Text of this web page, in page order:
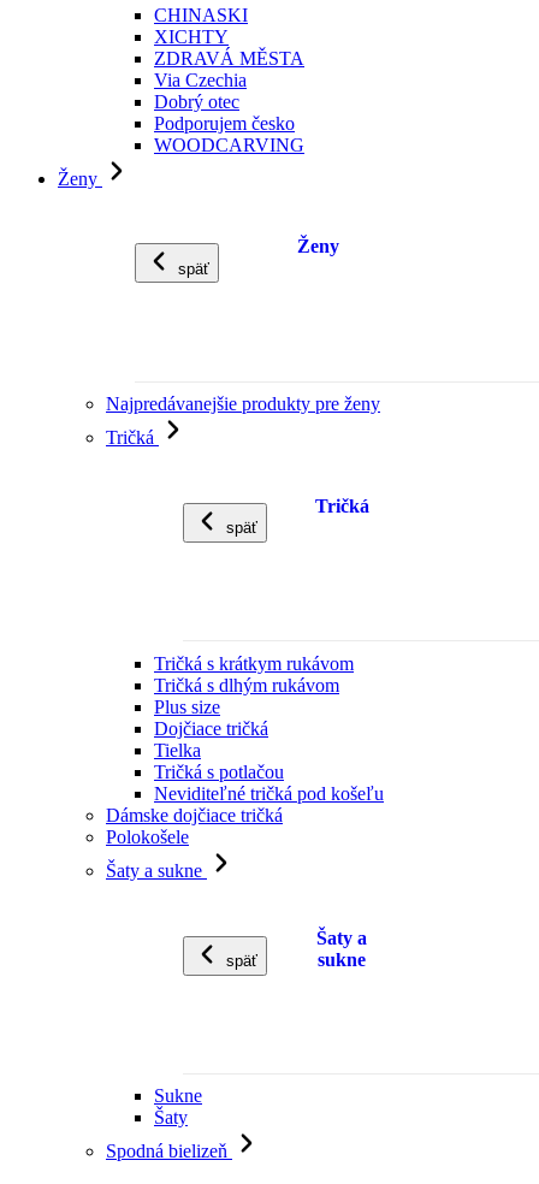
CHINASKI
XICHTY
ZDRAVÁ MĚSTA
Via Czechia
Dobrý otec
Podporujem česko
WOODCARVING
Ženy
späť
Ženy
Najpredávanejšie produkty pre ženy
Tričká
späť
Tričká
Tričká s krátkym rukávom
Tričká s dlhým rukávom
Plus size
Dojčiace tričká
Tielka
Tričká s potlačou
Neviditeľné tričká pod košeľu
Dámske dojčiace tričká
Polokošele
Šaty a sukne
späť
Šaty a
sukne
Sukne
Šaty
Spodná bielizeň